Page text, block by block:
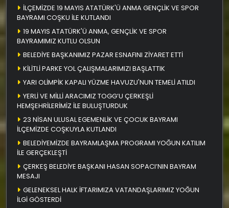
İLÇEMİZDE 19 MAYIS ATATÜRK'Ü ANMA GENÇLİK VE SPOR
BAYRAMI COŞKU İLE KUTLANDI
19 MAYIS ATATÜRK'Ü ANMA, GENÇLİK VE SPOR
BAYRAMIMIZ KUTLU OLSUN
BELEDİYE BAŞKANIMIZ PAZAR ESNAFINI ZİYARET ETTİ
KİLİTLİ PARKE YOL ÇALIŞMALARIMIZI BAŞLATTIK
YARI OLİMPİK KAPALI YÜZME HAVUZU'NUN TEMELİ ATILDI
YERLİ VE MİLLİ ARACIMIZ TOGG’U ÇERKEŞLİ
HEMŞEHRİLERİMİZ İLE BULUŞTURDUK
23 NİSAN ULUSAL EGEMENLİK VE ÇOCUK BAYRAMI
İLÇEMİZDE COŞKUYLA KUTLANDI
BELEDİYEMİZDE BAYRAMLAŞMA PROGRAMI YOĞUN KATILIM
İLE GERÇEKLEŞTİ
ÇERKEŞ BELEDİYE BAŞKANI HASAN SOPACI’NIN BAYRAM
MESAJI
GELENEKSEL HALK İFTARIMIZA VATANDAŞLARIMIZ YOĞUN
İLGİ GÖSTERDİ